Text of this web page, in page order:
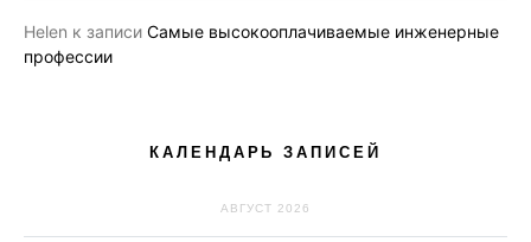
Helen к записи Самые высокооплачиваемые инженерные
профессии
КАЛЕНДАРЬ ЗАПИСЕЙ
АВГУСТ 2026